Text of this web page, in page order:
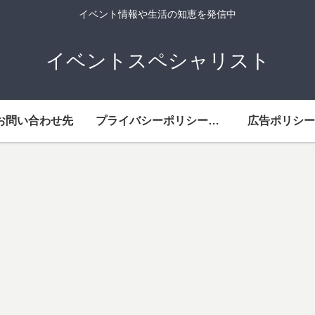
イベント情報や生活の知恵を発信中
イベントスペシャリスト
問い合わせ先 プライバシーポリシー・免責事項 広告ポリシー